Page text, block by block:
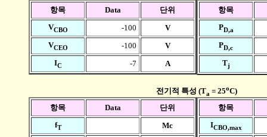
항목
Data
단위
VCBO -100
V
VCEO -100
V
IC -7 A
항목
PD,a
PD,c
Tj
전기적 특성 (Ta = 25oC)
항목
Data
단위
fT
Mc
항목
ICBO,max